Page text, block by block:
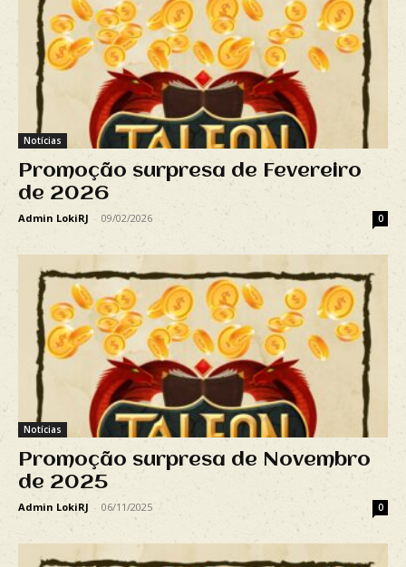
Notícias
Promoção surpresa de Fevereiro
de 2026
Admin LokiRJ - 09/02/2026 0
Notícias
Promoção surpresa de Novembro
de 2025
Admin LokiRJ - 06/11/2025 0